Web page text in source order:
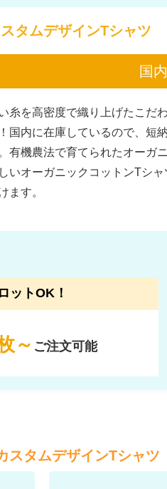
タムデザインTシャツ
国
糸を高密度で織り上げたこだ
国内に在庫しているので、短
有機農法で育てられたオーガ
いオーガニックコットンTシ
ます。
ットOK！
～ ご注文可能
スタムデザインTシャツ